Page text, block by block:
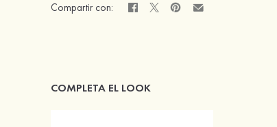
Compartir con:
COMPLETA EL LOOK